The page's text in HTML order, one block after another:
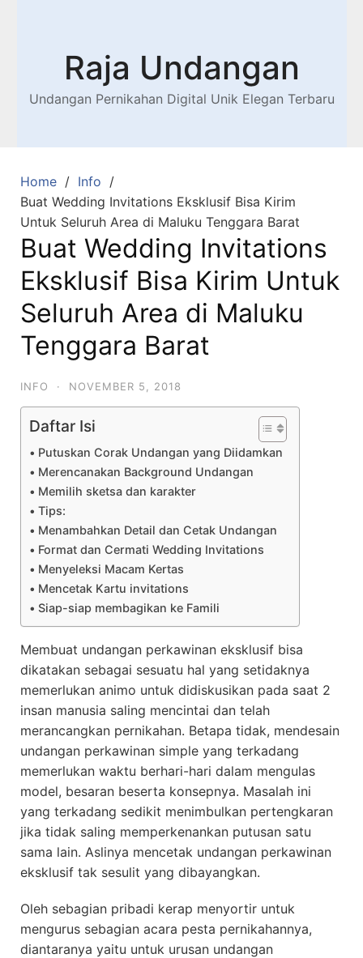
Raja Undangan
Undangan Pernikahan Digital Unik Elegan Terbaru
Home
Info
Buat Wedding Invitations Eksklusif Bisa Kirim
Untuk Seluruh Area di Maluku Tenggara Barat
Buat Wedding Invitations
Eksklusif Bisa Kirim Untuk
Seluruh Area di Maluku
Tenggara Barat
INFO · NOVEMBER 5, 2018
Daftar Isi
Putuskan Corak Undangan yang Diidamkan
Merencanakan Background Undangan
Memilih sketsa dan karakter
Tips:
Menambahkan Detail dan Cetak Undangan
Format dan Cermati Wedding Invitations
Menyeleksi Macam Kertas
Mencetak Kartu invitations
Siap-siap membagikan ke Famili
Membuat undangan perkawinan eksklusif bisa
dikatakan sebagai sesuatu hal yang setidaknya
memerlukan animo untuk didiskusikan pada saat 2
insan manusia saling mencintai dan telah
merancangkan pernikahan. Betapa tidak, mendesain
undangan perkawinan simple yang terkadang
memerlukan waktu berhari-hari dalam mengulas
model, besaran beserta konsepnya. Masalah ini
yang terkadang sedikit menimbulkan pertengkaran
jika tidak saling memperkenankan putusan satu
sama lain. Aslinya mencetak undangan perkawinan
eksklusif tak sesulit yang dibayangkan.
Oleh sebagian pribadi kerap menyortir untuk
mengurus sebagian acara pesta pernikahannya,
diantaranya yaitu untuk urusan undangan